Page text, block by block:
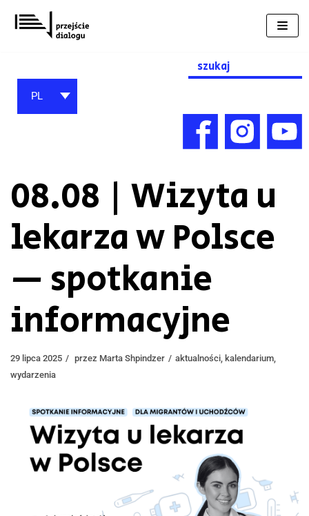
Przejdź
do
Search
for:
PL
08.08 | Wizyta u
lekarza w Polsce
— spotkanie
informacyjne
29 lipca 2025 przez Marta Shpindzer aktualności kalendarium
wydarzenia